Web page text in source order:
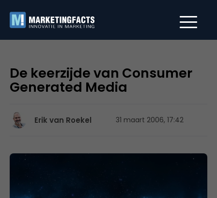
De keerzijde van Consumer
Generated Media
Erik van Roekel 31 maart 2006, 17:42